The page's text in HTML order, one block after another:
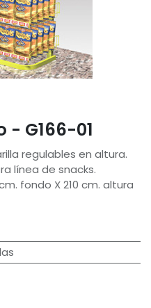
- G166-01
regulables en altura.
línea de snacks.
fondo X 210 cm. altura